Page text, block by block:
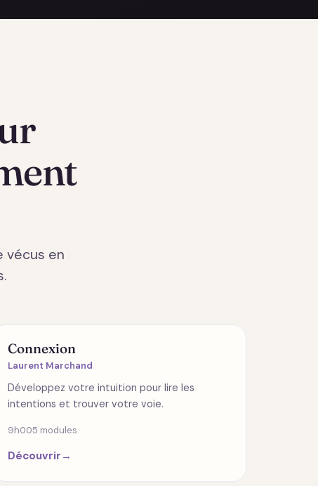
vécus en
RELATIONS
Connexion
Laurent Marchand
Développez votre intuition pour lire les
intentions et trouver votre voie.
9h005 modules
Découvrir →